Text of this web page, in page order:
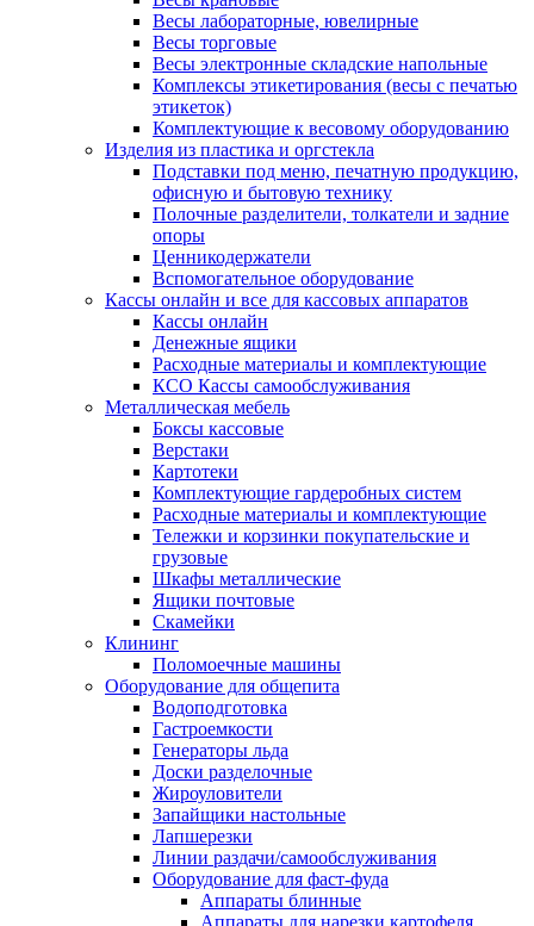
Весы лабораторные, ювелирные
Весы торговые
Весы электронные складские напольные
Комплексы этикетирования (весы с печатью
этикеток)
Комплектующие к весовому оборудованию
Изделия из пластика и оргстекла
Подставки под меню, печатную продукцию,
офисную и бытовую технику
Полочные разделители, толкатели и задние
опоры
Ценникодержатели
Вспомогательное оборудование
Кассы онлайн и все для кассовых аппаратов
Кассы онлайн
Денежные ящики
Расходные материалы и комплектующие
КСО Кассы самообслуживания
Металлическая мебель
Боксы кассовые
Верстаки
Картотеки
Комплектующие гардеробных систем
Расходные материалы и комплектующие
Тележки и корзинки покупательские и
грузовые
Шкафы металлические
Ящики почтовые
Скамейки
Клининг
Поломоечные машины
Оборудование для общепита
Водоподготовка
Гастроемкости
Генераторы льда
Доски разделочные
Жироуловители
Запайщики настольные
Лапшерезки
Линии раздачи/самообслуживания
Оборудование для фаст-фуда
Аппараты блинные
Аппараты для нарезки картофеля